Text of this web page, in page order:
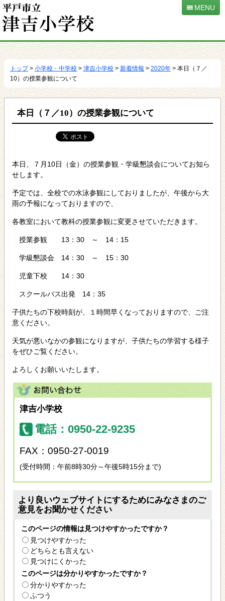
動
MENU
トップ> 小学校・中学校 > 津吉小学校 > 新着情報 > 2020年 > 本日（７／
10）の授業参観について
本日（７／10）の授業参観について
本日、７月10日（金）の授業参観・学級懇談会についてお知ら
せします。
予定では、全校での水泳参観にしておりましたが、午後から大
雨の予報になっておりますので、
各教室において教科の授業参観に変更させていただきます。
授業参観 13：30 ～ 14：15
学級懇談会 14：30 ～ 15：30
児童下校 14：30
スクールバス出発 14：35
子供たちの下校時刻が、１時間早くなっておりますので、ご注
意ください。
天気が悪いなかの参観になりますが、子供たちの学習する様子
をぜひご覧ください。
よろしくお願いいたします。
津吉小学校
電話：0950-22-9235
FAX：0950-27-0019
(受付時間：午前8時30分～午後5時15分まで)
より良いウェブサイトにするためにみなさまのご
意見をお聞かせください
このページの情報は見つけやすかったですか？
見つけやすかった
どちらとも言えない
見つけにくかった
このページは分かりやすかったですか？
分かりやすかった
ふつう